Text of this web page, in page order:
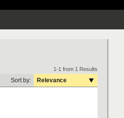
1-1 from 1 Results
Sort by: Relevance